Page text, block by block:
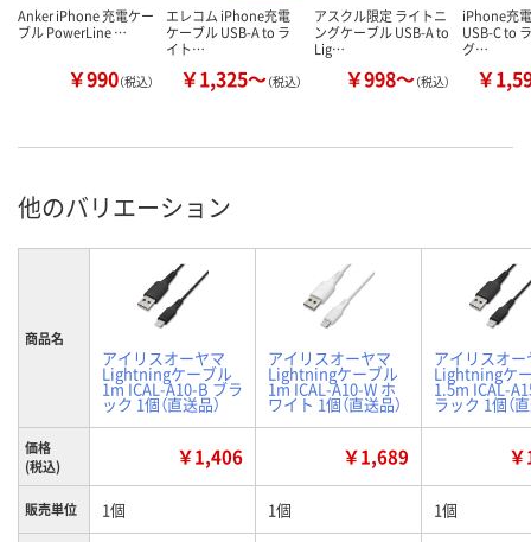
Anker iPhone 充電ケー
ブル PowerLine …
￥990（税込）
エレコム iPhone充電
ケーブル USB-A to ラ
イト…
￥1,325～（税込）
アスクル限定 ライトニ
ングケーブル USB-A to
Lig…
￥998～（税込）
iPhone充
USB-C to
グ…
￥
他のバリエーション
商品名
アイリスオーヤマ
Lightningケーブル
1m ICAL-A10-B ブラ
ック 1個（直送品）
アイリスオーヤマ
Lightningケーブル
1m ICAL-A10-W ホ
ワイト 1個（直送品）
アイリスオー
Lightningケ
1.5m ICAL-
ラック 1個（
価格
(税込)
￥1,406 ￥1,689
販売単位 1個 1個 1個